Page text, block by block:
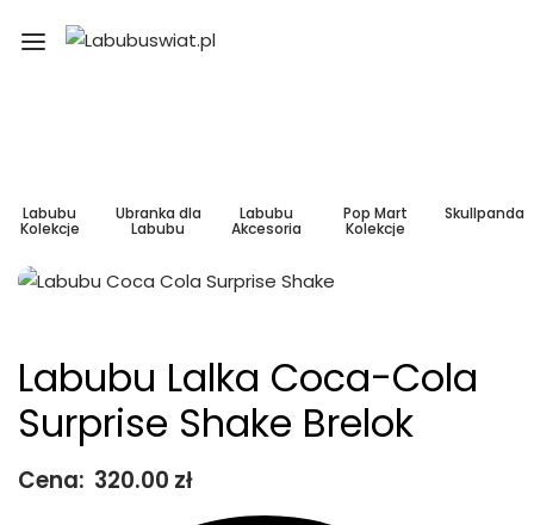
Labubu
Kolekcje
Ubranka dla
Labubu
Labubu
Akcesoria
Pop Mart
Kolekcje
Skullpanda
Labubu Lalka Coca-Cola
Surprise Shake Brelok
Cena: 320.00 zł